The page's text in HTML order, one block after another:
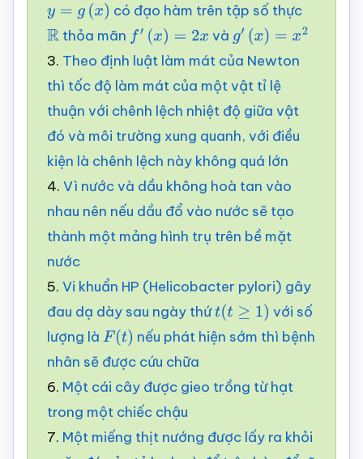
y =g (x )
có đạo hàm trên tập số thực
Rthỏa mãn f′( x)= 2x và g′ (x)=x2
3. Theo định luật làm mát của Newton
thì tốc độ làm mát của một vật tỉ lệ
thuận với chênh lệch nhiệt độ giữa vật
đó và môi trường xung quanh, với điều
kiện là chênh lệch này không quá lớn
4. Vì nước và dầu không hoà tan vào
nhau nên nếu dầu đổ vào nước sẽ tạo
thành một mảng hình trụ trên bề mặt
nước
5. Vi khuẩn HP (Helicobacter pylori) gây
đau dạ dày sau ngày thứt(t ≥1)
với số
lượng là F(t) nếu phát hiện sớm thì bệnh
nhân sẽ được cứu chữa
6. Một cái cây được gieo trồng từ hạt
trong một chiếc chậu
7. Một miếng thịt nướng được lấy ra khỏi